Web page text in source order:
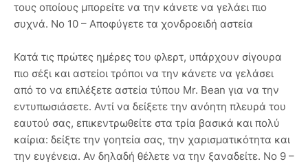
τους οποίους μπορείτε να την κάνετε να γελάει πιο
συχνά. Νο 10 – Αποφύγετε τα χονδροειδή αστεία
Κατά τις πρώτες ημέρες του φλερτ, υπάρχουν σίγουρα
πιο σέξι και αστείοι τρόποι να την κάνετε να γελάσει
από το να επιλέξετε αστεία τύπου Mr. Bean για να την
εντυπωσιάσετε. Αντί να δείξετε την ανόητη πλευρά του
εαυτού σας, επικεντρωθείτε στα τρία βασικά και πολύ
καίρια: δείξτε την γοητεία σας, την χαρισματικότητα και
την ευγένεια. Αν δηλαδή θέλετε να την ξαναδείτε. Νο 9 –